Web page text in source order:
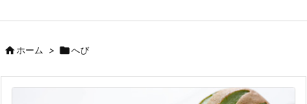
サイド

ホーム > へび